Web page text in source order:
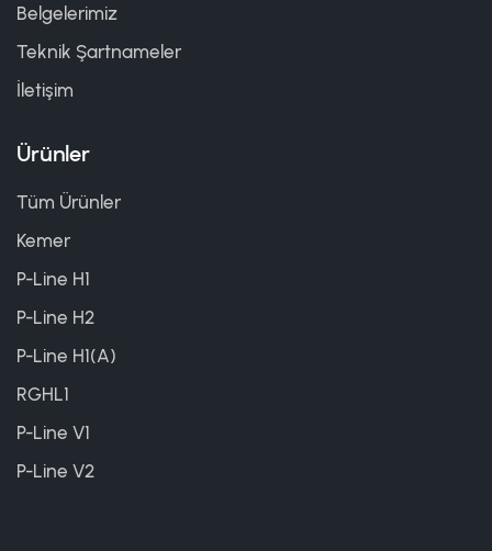
Belgelerimiz
Teknik Şartnameler
İletişim
Ürünler
Tüm Ürünler
Kemer
P-Line H1
P-Line H2
P-Line H1(A)
RGHL1
P-Line V1
P-Line V2